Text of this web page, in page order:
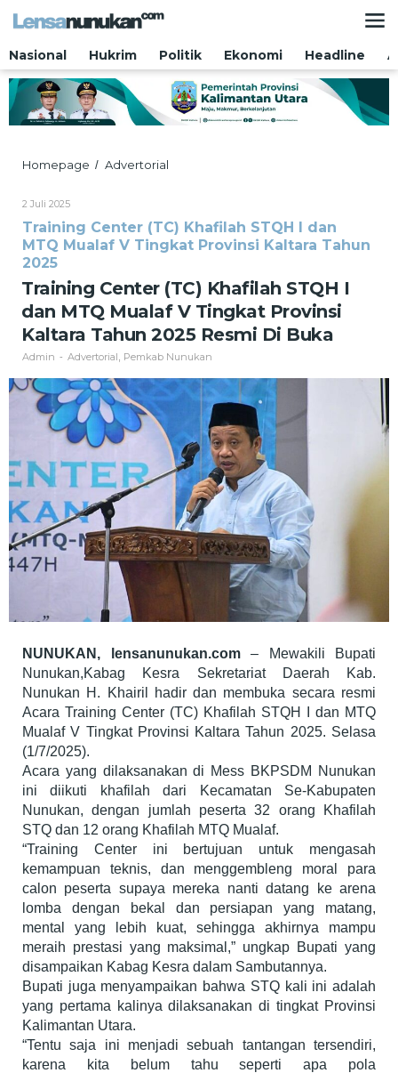
Nasional
Hukrim Politik Ekonomi Headline
Homepage / Advertorial
STQH
I
Mualaf
V
Provinsi
Kaltara
Resmi
Buka
2 Juli 2025Oleh
Training Center (TC) Khafilah STQH I dan
MTQ Mualaf V Tingkat Provinsi Kaltara Tahun
2025
Training Center (TC) Khafilah STQH I
dan MTQ Mualaf V Tingkat Provinsi
Kaltara Tahun 2025 Resmi Di Buka
Admin - Advertorial Pemkab Nunukan
NUNUKAN, lensanunukan.com– Mewakili Bupati
Nunukan,Kabag Kesra Sekretariat Daerah Kab.
Nunukan H. Khairil hadir dan membuka secara resmi
Acara Training Center (TC) Khafilah STQH I dan MTQ
Mualaf V Tingkat Provinsi Kaltara Tahun 2025. Selasa
(1/7/2025).
Acara yang dilaksanakan di Mess BKPSDM Nunukan
ini diikuti khafilah dari Kecamatan Se-Kabupaten
Nunukan, dengan jumlah peserta 32 orang Khafilah
STQ dan 12 orang Khafilah MTQ Mualaf.
“Training Center ini bertujuan untuk mengasah
kemampuan teknis, dan menggembleng moral para
calon peserta supaya mereka nanti datang ke arena
lomba dengan bekal dan persiapan yang matang,
mental yang lebih kuat, sehingga akhirnya mampu
meraih prestasi yang maksimal,” ungkap Bupati yang
disampaikan Kabag Kesra dalam Sambutannya.
Bupati juga menyampaikan bahwa STQ kali ini adalah
yang pertama kalinya dilaksanakan di tingkat Provinsi
Kalimantan Utara.
“Tentu saja ini menjadi sebuah tantangan tersendiri,
karena kita belum tahu seperti apa pola